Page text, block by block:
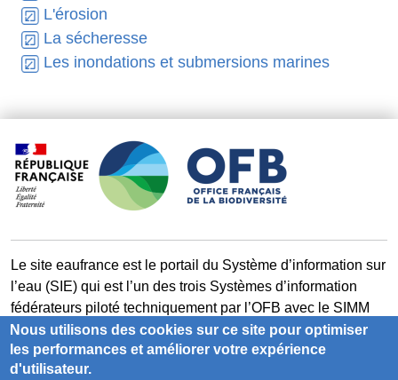
L'érosion
La sécheresse
Les inondations et submersions marines
Le site eaufrance est le portail du Système d’information sur
l’eau (SIE) qui est l’un des trois Systèmes d’information
fédérateurs piloté techniquement par l’OFB avec le SIMM
(Système d’information sur le milieu marin) et son portail
milieumarinfrance et le SIB (Système d’information sur la
biodiversité) et son portail naturefrance.
Nous utilisons des cookies sur ce site pour optimiser
les performances et améliorer votre expérience
d'utilisateur.